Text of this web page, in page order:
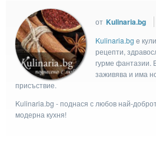
от Kulinaria.bg
Kulinaria.bg e
рецепти,
гурме фантазии.
заживява и има
присъствие.
Kulinaria.bg - поднася с любов най-
модерна кухня!